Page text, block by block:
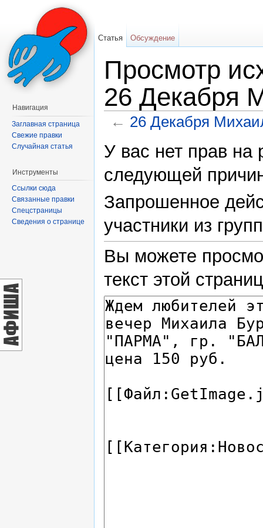
Просмотр
26 Декабря
← 26 Декабря
У вас нет прав на
следующей
Запрошенное
участники из
Вы можете
текст этой
Статья Обсуждение
Навигация
Заглавная страница
Свежие правки
Случайная статья
Инструменты
Ссылки сюда
Связанные правки
Спецстраницы
Сведения о странице